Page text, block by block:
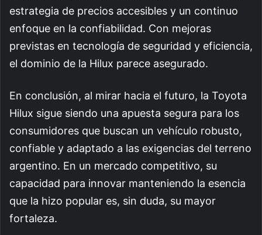
estrategia de precios accesibles y un continuo
enfoque en la confiabilidad. Con mejoras
previstas en tecnología de seguridad y eficiencia,
el dominio de la Hilux parece asegurado.
En conclusión, al mirar hacia el futuro, la Toyota
Hilux sigue siendo una apuesta segura para los
consumidores que buscan un vehículo robusto,
confiable y adaptado a las exigencias del terreno
argentino. En un mercado competitivo, su
capacidad para innovar manteniendo la esencia
que la hizo popular es, sin duda, su mayor
fortaleza.